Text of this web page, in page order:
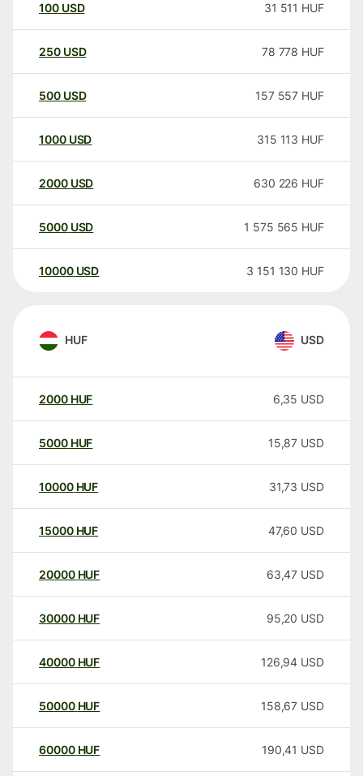
100 USD 31 511 HUF
250 USD 78 778 HUF
500 USD 157 557 HUF
1000 USD 315 113 HUF
2000 USD 630 226 HUF
5000 USD 1 575 565 HUF
10000 USD 3 151 130 HUF
HUF USD
2000 HUF 6,35 USD
5000 HUF 15,87 USD
10000 HUF 31,73 USD
15000 HUF 47,60 USD
20000 HUF 63,47 USD
30000 HUF 95,20 USD
40000 HUF 126,94 USD
50000 HUF 158,67 USD
60000 HUF 190,41 USD